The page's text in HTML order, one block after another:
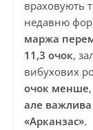
враховують
недавню
маржа
11,3 очок,
вибухових
очок менше
але важлива
«Арканзас».